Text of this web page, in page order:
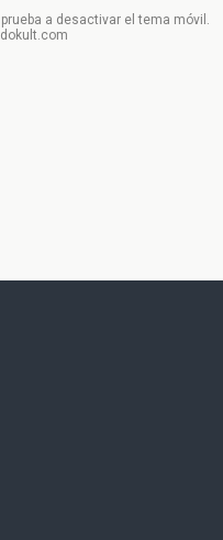
a desactivar el tema móvil.